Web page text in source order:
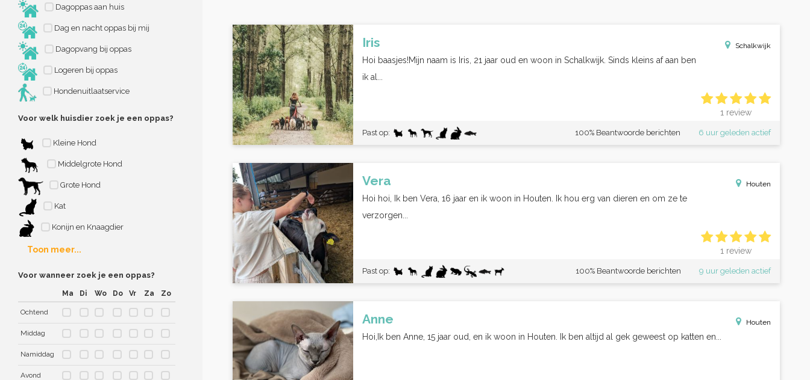
Dagoppas aan huis
Dag en nacht oppas bij mij
Dagopvang bij oppas
Logeren bij oppas
Hondenuitlaatservice
Voor welk huisdier zoek je een oppas?
Kleine Hond
Middelgrote Hond
Grote Hond
Kat
Konijn en Knaagdier
Toon meer...
Voor wanneer zoek je een oppas?
Ma Di Wo Do Vr Za Zo
Ochtend
Middag
Namiddag
Avond
Iris Schalkwijk
1 review
Hoi baasjes!Mijn naam is Iris, 21 jaar oud en woon in Schalkwijk. Sinds kleins af aan ben
ik al...
Past op: 6 uur geleden actief
100% Beantwoorde berichten
Vera Houten
1 review
Hoi hoi, Ik ben Vera, 16 jaar en ik woon in Houten. Ik hou erg van dieren en om ze te
verzorgen...
Past op: 9 uur geleden actief
100% Beantwoorde berichten
Anne Houten
Hoi,Ik ben Anne, 15 jaar oud, en ik woon in Houten. Ik ben altijd al gek geweest op katten en...